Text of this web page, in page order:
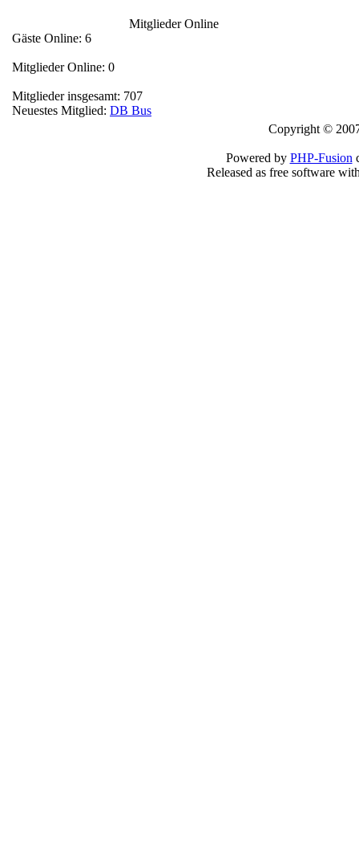
Mitglieder Online
Gäste Online: 6
Mitglieder Online: 0
Mitglieder insgesamt: 707
Neuestes Mitglied: DB Bus
Copyright ©
Powered by PHP-Fusion
Released as free software